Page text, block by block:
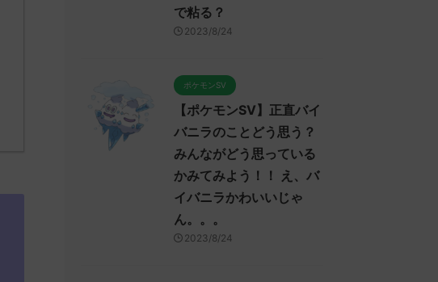
で粘る？
2023/8/24
ポケモンSV
【ポケモンSV】正直バイ
バニラのことどう思う？
みんながどう思っている
かみてみよう！！ え、バ
イバニラかわいいじゃ
ん。。。
2023/8/24